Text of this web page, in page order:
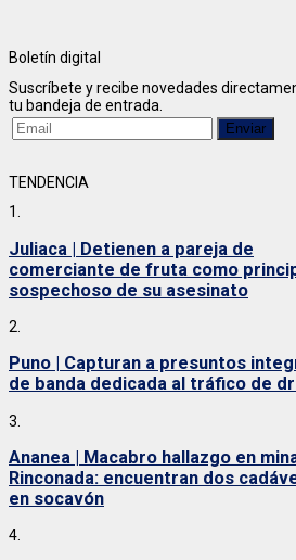
Boletín digital
Suscríbete y recibe novedades
tu bandeja de entrada.
TENDENCIA
1.
Juliaca | Detienen a pareja de
comerciante de fruta como
sospechoso de su asesinato
2.
Puno | Capturan a presuntos
de banda dedicada al tráfico de
3.
Ananea | Macabro hallazgo en
Rinconada: encuentran dos
en socavón
4.